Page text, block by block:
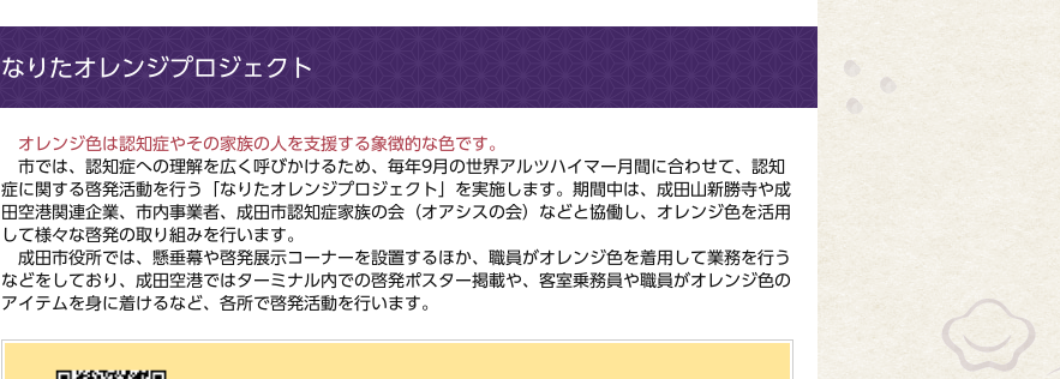
なりたオレンジプロジェクト
オレンジ⾊は認知症やその家族の⼈を⽀援する象徴的な⾊です。
市では、認知症への理解を広く呼びかけるため、毎年9月の世界アルツハイマー⽉間に合わせて、認知
症に関する啓発活動を⾏う「なりたオレンジプロジェクト」を実施します。期間中は、成⽥⼭新勝寺や成
田空港関連企業、市内事業者、成⽥市認知症家族の会（オアシスの会）などと協働し、オレンジ色を活用
して様々な啓発の取り組みを行います。
成⽥市役所では、懸垂幕や啓発展示コーナーを設置するほか、職員がオレンジ⾊を着⽤して業務を⾏う
などをしており、成⽥空港ではターミナル内での啓発ポスター掲載や、客室乗務員や職員がオレンジ⾊の
アイテムを⾝に着けるなど、各所で啓発活動を⾏います。